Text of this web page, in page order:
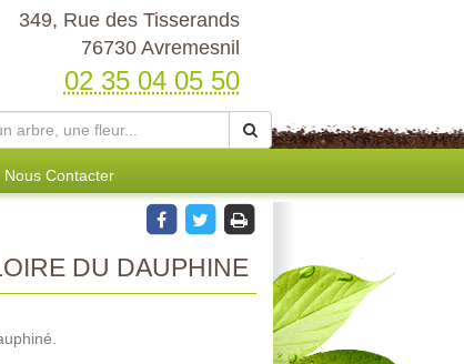
349, Rue des Tisserands
76730 Avremesnil
02 35 04 05 50
Nous Contacter
DU DAUPHINE